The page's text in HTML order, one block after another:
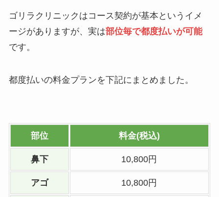
ゴリラクリニックはコース契約が基本というイメ
ージがありますが、実は部位毎で都度払いが可能
です。
都度払いの料金プランを下記にまとめました。
部位 料金(税込)
鼻下 10,800円
アゴ 10,800円